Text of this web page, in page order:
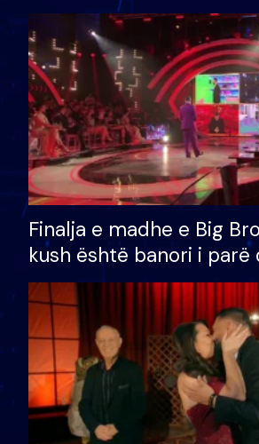
Finalja e madhe e Big
kush është banori i parë
shtëpinë dhe humb
të fituar çmimin e madh